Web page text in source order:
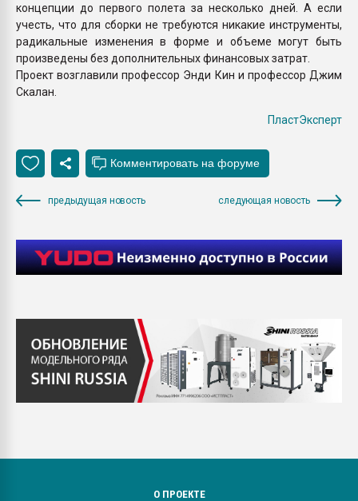
концепции до первого полета за несколько дней. А если
учесть, что для сборки не требуются никакие инструменты,
радикальные изменения в форме и объеме могут быть
произведены без дополнительных финансовых затрат.
Проект возглавили профессор Энди Кин и профессор Джим
Скалан.
ПластЭксперт
предыдущая новость следующая новость
О ПРОЕКТЕ